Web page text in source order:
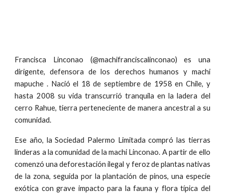
Francisca Linconao (@machifranciscalinconao) es una
dirigente, defensora de los derechos humanos y machi
mapuche . Nació el 18 de septiembre de 1958 en Chile, y
hasta 2008 su vida transcurrió tranquila en la ladera del
cerro Rahue, tierra perteneciente de manera ancestral a su
comunidad.
Ese año, la Sociedad Palermo Limitada compró las tierras
linderas a la comunidad de la machi Linconao. A partir de ello
comenzó una deforestación ilegal y feroz de plantas nativas
de la zona, seguida por la plantación de pinos, una especie
exótica con grave impacto para la fauna y flora típica del